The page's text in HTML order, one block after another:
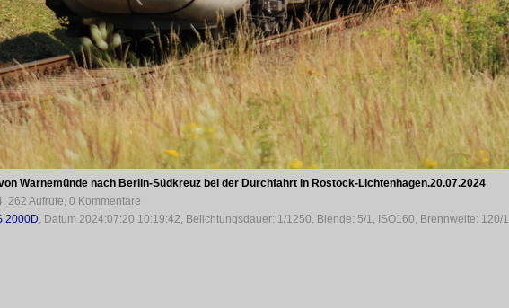
Warnemünde nach Berlin-Südkreuz bei der Durchfahrt in Rostock-Lichtenhagen.20.07.2024
262 Aufrufe, 0 Kommentare
2000D, Datum 2024:07:20 10:19:42, Belichtungsdauer: 1/1250, Blende: 5/1, ISO160, Brennweite: 120/1